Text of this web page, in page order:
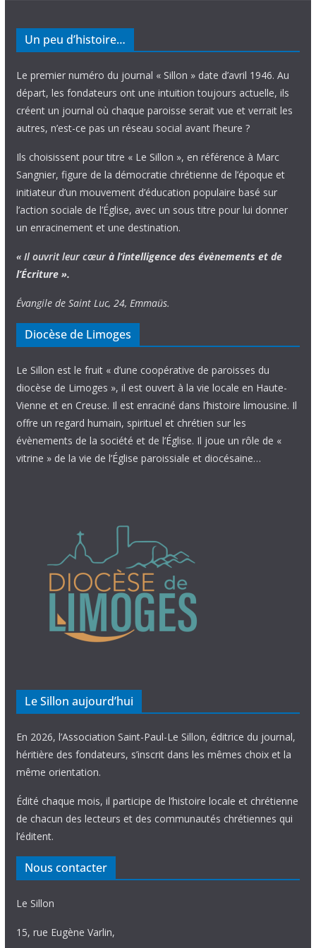
Un peu d’histoire…
Le premier numéro du journal « Sillon » date d’avril 1946. Au
départ, les fondateurs ont une intuition toujours actuelle, ils
créent un journal où chaque paroisse serait vue et verrait les
autres, n’est-ce pas un réseau social avant l’heure ?
Ils choisissent pour titre « Le Sillon », en référence à Marc
Sangnier, figure de la démocratie chrétienne de l’époque et
initiateur d’un mouvement d’éducation populaire basé sur
l’action sociale de l’Église, avec un sous titre pour lui donner
un enracinement et une destination.
« Il ouvrit leur cœur à l’intelligence des évènements et de
l’Écriture ».
Évangile de Saint Luc, 24, Emmaüs.
Diocèse de Limoges
Le Sillon est le fruit « d’une coopérative de paroisses du
diocèse de Limoges », il est ouvert à la vie locale en Haute-
Vienne et en Creuse. Il est enraciné dans l’histoire limousine. Il
offre un regard humain, spirituel et chrétien sur les
évènements de la société et de l’Église. Il joue un rôle de «
vitrine » de la vie de l’Église paroissiale et diocésaine…
Le Sillon aujourd’hui
En 2026, l’Association Saint-Paul-Le Sillon, éditrice du journal,
héritière des fondateurs, s’inscrit dans les mêmes choix et la
même orientation.
Édité chaque mois, il participe de l’histoire locale et chrétienne
de chacun des lecteurs et des communautés chrétiennes qui
l’éditent.
Nous contacter
Le Sillon
15, rue Eugène Varlin,